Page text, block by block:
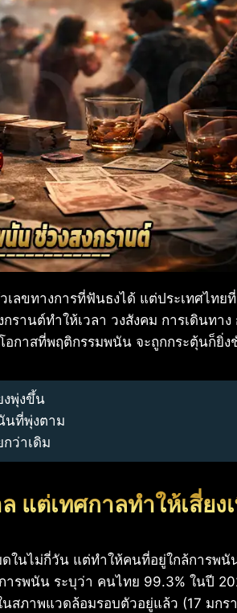
เลขทางการที่ฟันธงได้ แต่ประเทศไทย
รานต์ทำให้เวลา วงสังคม การเดินทาง
อกาสที่พฤติกรรมพนัน จะถูกกระตุ้นก็ยิ่
งพุ่งขึ้น
นที่พุ่งตาม
ว่าเดิม
แต่เทศกาลทำให้เสี่ยง
ในไม่กี่วัน แต่ทำให้คนที่อยู่ใกล้การพนั
รพนัน ระบุว่า คนไทย 99.3% ในปี
สภาพแวดล้อมรอบตัวอยู่แล้ว (17 มกร